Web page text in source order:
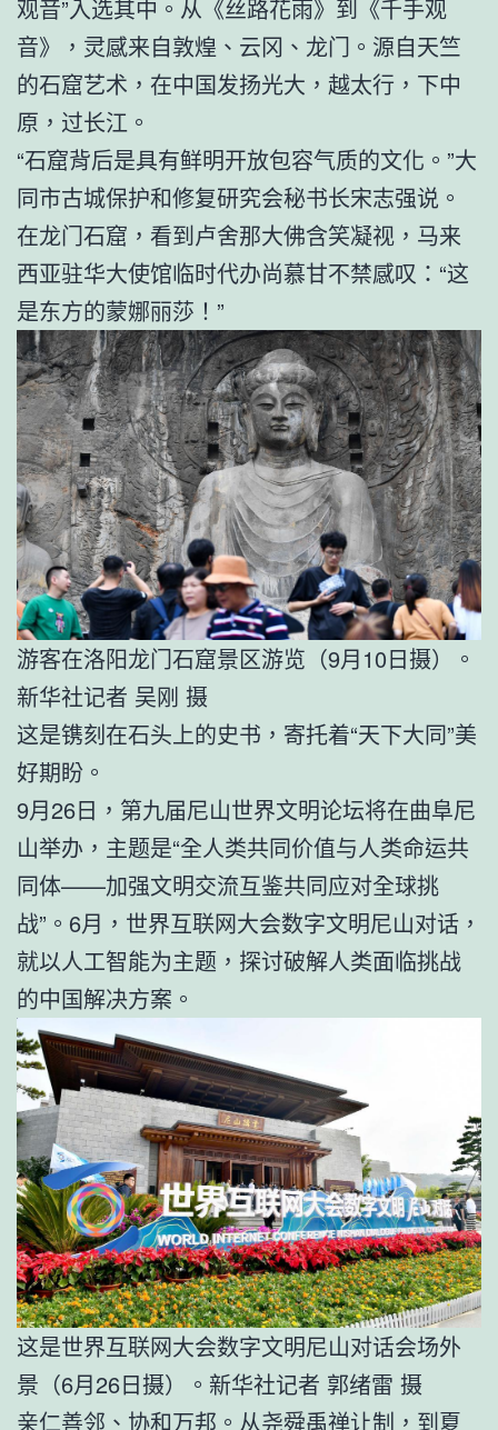
观音”入选其中。从《丝路花雨》到《千手观
音》，灵感来自敦煌、云冈、龙门。源自天竺
的石窟艺术，在中国发扬光大，越太行，下中
原，过长江。
“石窟背后是具有鲜明开放包容气质的文化。”大
同市古城保护和修复研究会秘书长宋志强说。
在龙门石窟，看到卢舍那大佛含笑凝视，马来
西亚驻华大使馆临时代办尚慕甘不禁感叹：“这
是东方的蒙娜丽莎！”
游客在洛阳龙门石窟景区游览（9月10日摄）。
新华社记者 吴刚 摄
这是镌刻在石头上的史书，寄托着“天下大同”美
好期盼。
9月26日，第九届尼山世界文明论坛将在曲阜尼
山举办，主题是“全人类共同价值与人类命运共
同体——加强文明交流互鉴共同应对全球挑
战”。6月，世界互联网大会数字文明尼山对话，
就以人工智能为主题，探讨破解人类面临挑战
的中国解决方案。
这是世界互联网大会数字文明尼山对话会场外
景（6月26日摄）。新华社记者 郭绪雷 摄
亲仁善邻、协和万邦。从尧舜禹禅让制，到夏